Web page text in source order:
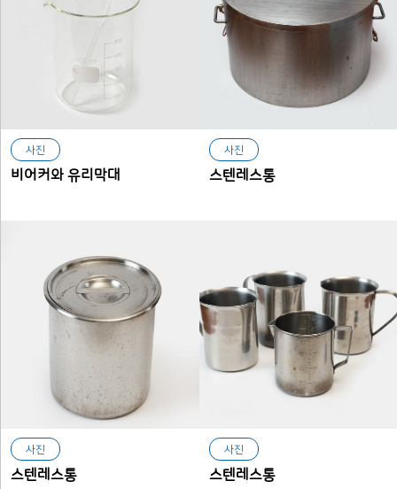
사진
비어커와 유리막대
사진
스텐레스통
사진
스텐레스통
사진
스텐레스통